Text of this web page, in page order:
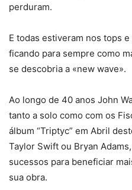
perduram.
E todas estiveram nos tops
ficando para sempre como
se descobria a «new wave».
Ao longo de 40 anos John
tanto a solo como com os
álbum “Triptyc” em Abril
Taylor Swift ou Bryan
sucessos para beneficiar
sua obra.